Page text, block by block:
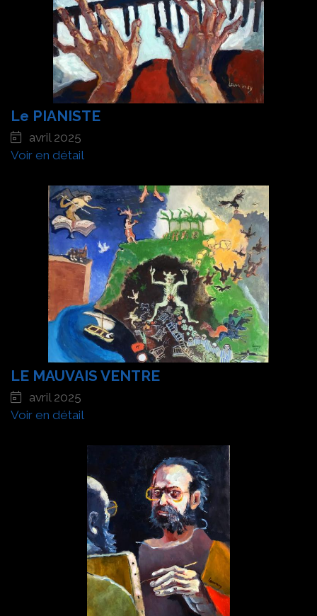
Le PIANISTE
avril 2025
Voir en détail
LE MAUVAIS VENTRE
avril 2025
Voir en détail